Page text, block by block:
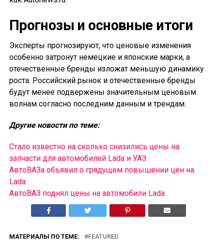
Прогнозы и основные итоги
Эксперты прогнозируют, что ценовые изменения
особенно затронут немецкие и японские марки, а
отечественные бренды изложат меньшую динамику
роста. Российский рынок и отечественные бренды
будут менее подвержены значительным ценовым
волнам согласно последним данным и трендам.
Другие новости по теме:
Стало известно на сколько снизились цены на
запчасти для автомобилей Lada и УАЗ
АвтоВАЗа объявил о грядущем повышении цен на
Lada
АвтоВАЗ поднял цены на автомобили Lada
МАТЕРИАЛЫ ПО ТЕМЕ: FEATURED